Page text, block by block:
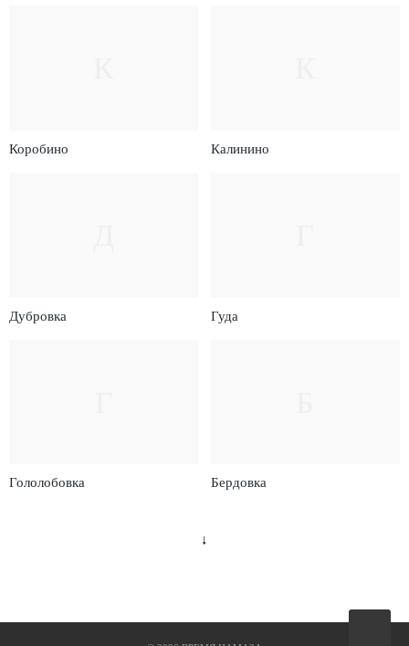
Коробино Калинино
Дубровка Гуда
Гололобовка Бердовка
↓